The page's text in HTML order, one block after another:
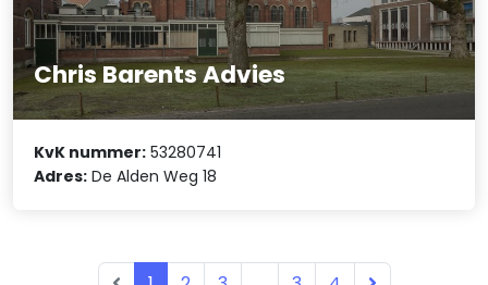
Chris Barents Advies
KvK nummer: 53280741
Adres: De Alden Weg 18